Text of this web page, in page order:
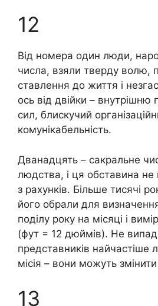
12
Від номера один люди,
числа, взяли тверду волю,
ставлення до життя і
ось від двійки – внутрішню
сил, блискучий
комунікабельність.
Дванадцять – сакральне
людства, і ця обставина
з рахунків. Більше тисячі
його обрали для
поділу року на місяці і
(фут = 12 дюймів). Не
представників найчастіше
місія – вони можуть
13